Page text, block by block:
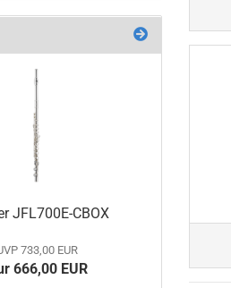
JFL700E-CBOX
733,00 EUR
666,00 EUR